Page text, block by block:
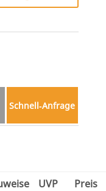
Schnell‑Anfrage
UVP Preis